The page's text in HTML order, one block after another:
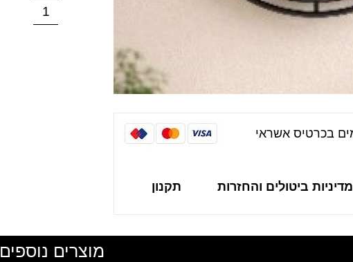
מדיניות ביטולים והחזרות תקנון
מוצרים נוספים